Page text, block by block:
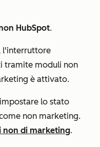
HubSpot.
l'interruttore
tramite moduli non
è attivato.
lo stato
non marketing.
non di marketing.